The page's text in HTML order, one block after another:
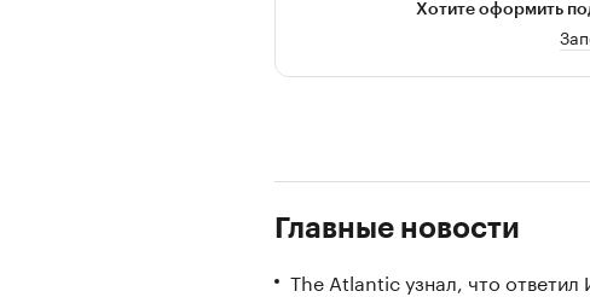
Хотите оформить
Главные новости
The Atlantic узнал, что